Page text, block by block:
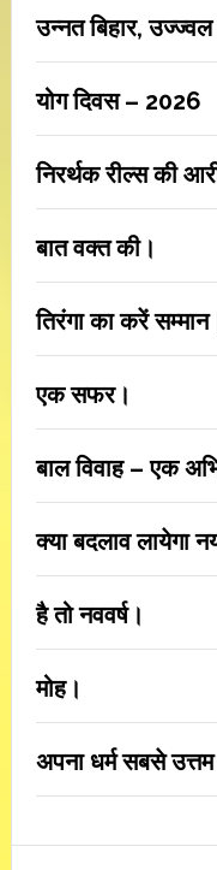
उन्नत बिहार, उज्ज्वल
योग दिवस – 2026
निरर्थक रील्स की
बात वक्त की।
तिरंगा का करें
एक सफर।
बाल विवाह – एक
क्या बदलाव लायेगा
है तो नववर्ष।
मोह।
अपना धर्म सबसे